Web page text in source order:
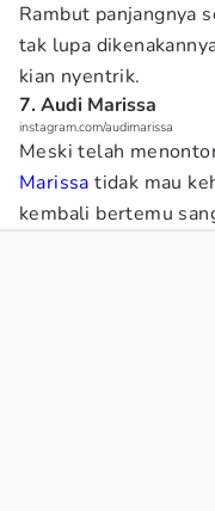
Rambut panjangnya
tak lupa
kian nyentrik.
7. Audi Marissa
instagram.com/audimarissa
Meski telah
Marissa tidak mau
kembali bertemu